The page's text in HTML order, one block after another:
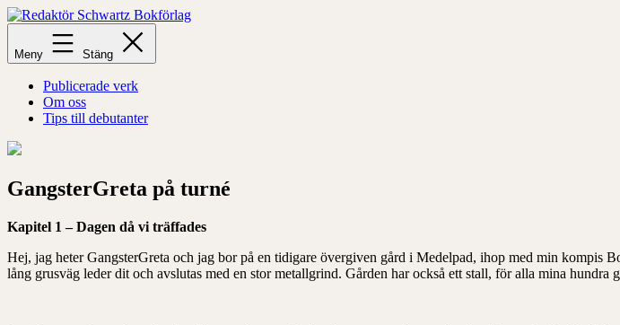
Hoppa
till
innehåll
Redaktör
Schwartz
Bokförlag
Meny Stäng
Publicerade verk
Om oss
Tips till debutanter
GangsterGreta på turné
Kapitel 1 – Dagen då vi träffades
Hej, jag heter GangsterGreta och jag bor på en tidigare övergiven gård i Medelpad, ihop med min kompis
lång grusväg leder dit och avslutas med en stor metallgrind. Gården har också ett stall, för alla mina